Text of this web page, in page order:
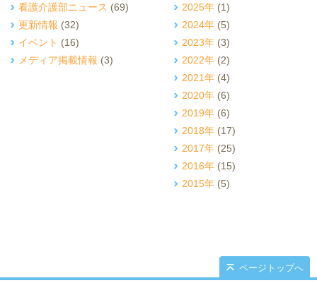
看護介護部ニュース (69)
更新情報 (32)
イベント (16)
メディア掲載情報 (3)
2025年 (1)
2024年 (5)
2023年 (3)
2022年 (2)
2021年 (4)
2020年 (6)
2019年 (6)
2018年 (17)
2017年 (25)
2016年 (15)
2015年 (5)
ページトップへ